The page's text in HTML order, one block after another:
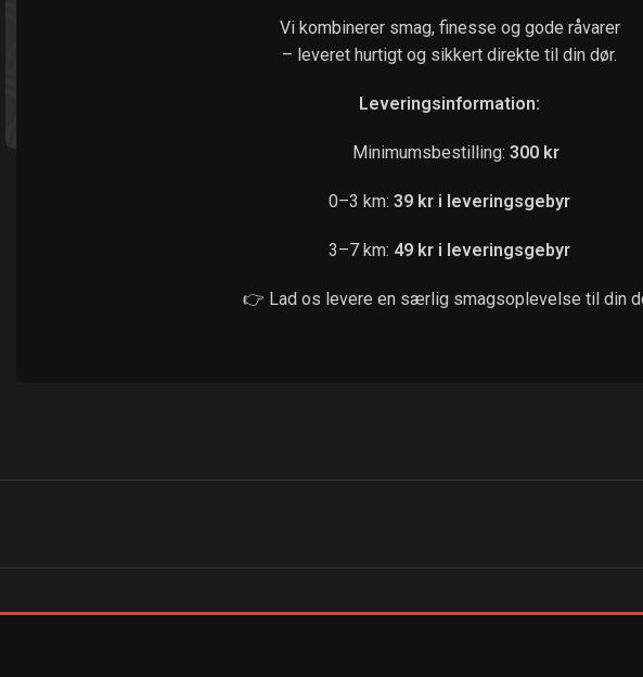
Vi kombinerer smag, finesse og gode råvarer
– leveret hurtigt og sikkert direkte til din dør.
Leveringsinformation:
Minimumsbestilling:300 kr
0–3 km:39 kr i leveringsgebyr
3–7 km: 49 kr i leveringsgebyr
👉 Lad os levere en særlig smagsoplevelse til din